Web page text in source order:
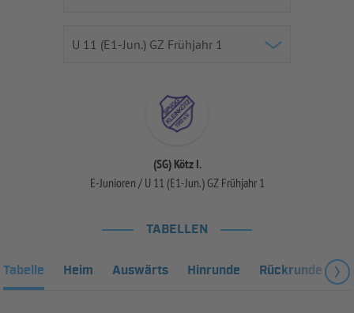
(SG) Kötz I.
E-Junioren / U 11 (E1-Jun.) GZ Frühjahr 1
TABELLEN
Tabelle Heim Auswärts Hinrunde Rückrunde